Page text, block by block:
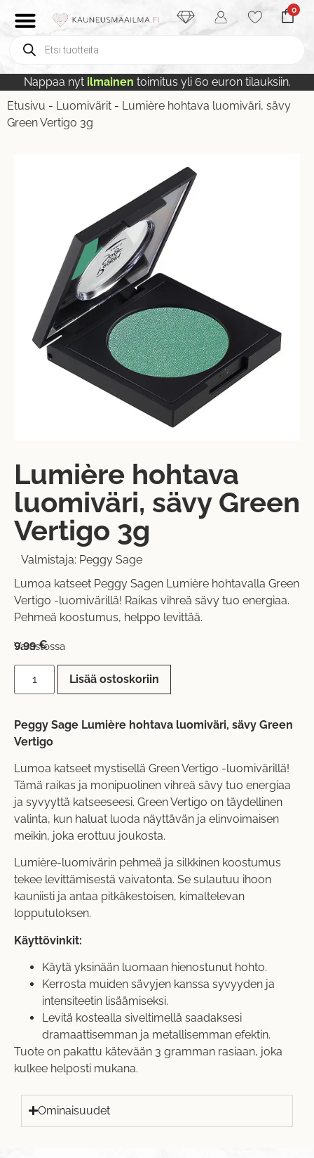
0
Nappaa nyt ilmainen toimitus yli 60 euron tilauksiin.
Etusivu - Luomivärit - Lumière hohtava luomiväri, sävy
Green Vertigo 3g
Lumière hohtava
luomiväri, sävy Green
Vertigo 3g
Valmistaja: Peggy Sage
Lumoa katseet Peggy Sagen Lumière hohtavalla Green
Vertigo -luomivärillä! Raikas vihreä sävy tuo energiaa.
Pehmeä koostumus, helppo levittää.
9,99€
Varastossa
Lisää ostoskoriin
Peggy Sage Lumière hohtava luomiväri, sävy Green
Vertigo
Lumoa katseet mystisellä Green Vertigo -luomivärillä!
Tämä raikas ja monipuolinen vihreä sävy tuo energiaa
ja syvyyttä katseeseesi. Green Vertigo on täydellinen
valinta, kun haluat luoda näyttävän ja elinvoimaisen
meikin, joka erottuu joukosta.
Lumière-luomivärin pehmeä ja silkkinen koostumus
tekee levittämisestä vaivatonta. Se sulautuu ihoon
kauniisti ja antaa pitkäkestoisen, kimaltelevan
lopputuloksen.
Käyttövinkit:
Käytä yksinään luomaan hienostunut hohto.
Kerrosta muiden sävyjen kanssa syvyyden ja
intensiteetin lisäämiseksi.
Levitä kostealla siveltimellä saadaksesi
dramaattisemman ja metallisemman efektin.
Tuote on pakattu kätevään 3 gramman rasiaan, joka
kulkee helposti mukana.
Ominaisuudet